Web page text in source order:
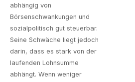
abhängig von
Börsenschwankungen und
sozialpolitisch gut steuerbar.
Seine Schwäche liegt jedoch
darin, dass es stark von der
laufenden Lohnsumme
abhängt. Wenn weniger